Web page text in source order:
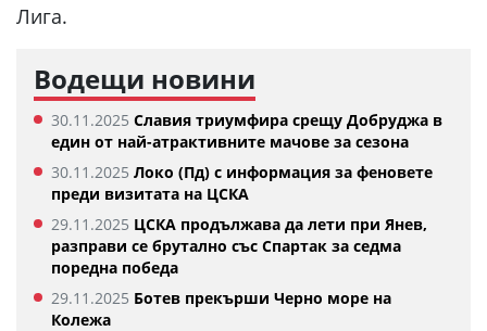
Лига.
Водещи новини
30.11.2025 Славия триумфира срещу Добруджа в
един от най-атрактивните мачове за сезона
30.11.2025 Локо (Пд) с информация за феновете
преди визитата на ЦСКА
29.11.2025 ЦСКА продължава да лети при Янев,
разправи се брутално със Спартак за седма
поредна победа
29.11.2025 Ботев прекърши Черно море на
Колежа